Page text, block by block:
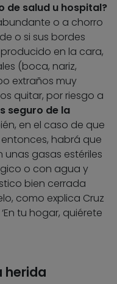
de salud u hospital?
o a chorro
o si sus bordes
en la cara,
(boca, nariz,
extraños muy
quitar, por riesgo a
seguro de la
en el caso de que
habrá que
gasas estériles
o con agua y
bien cerrada
como explica Cruz
tu hogar, quiérete
herida